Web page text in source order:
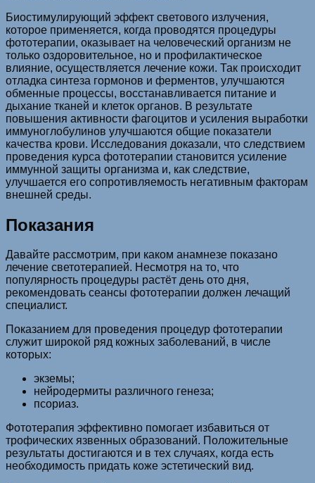
Биостимулирующий эффект светового излучения,
которое применяется, когда проводятся процедуры
фототерапии, оказывает на человеческий организм не
только оздоровительное, но и профилактическое
влияние, осуществляется лечение кожи. Так происходит
отладка синтеза гормонов и ферментов, улучшаются
обменные процессы, восстанавливается питание и
дыхание тканей и клеток органов. В результате
повышения активности фагоцитов и усиления выработки
иммуноглобулинов улучшаются общие показатели
качества крови. Исследования доказали, что следствием
проведения курса фототерапии становится усиление
иммунной защиты организма и, как следствие,
улучшается его сопротивляемость негативным факторам
внешней среды.
Показания
Давайте рассмотрим, при каком анамнезе показано
лечение светотерапией. Несмотря на то, что
популярность процедуры растёт день ото дня,
рекомендовать сеансы фототерапии должен лечащий
специалист.
Показанием для проведения процедур фототерапии
служит широкой ряд кожных заболеваний, в числе
которых:
экземы;
нейродермиты различного генеза;
псориаз.
Фототерапия эффективно помогает избавиться от
трофических язвенных образований. Положительные
результаты достигаются и в тех случаях, когда есть
необходимость придать коже эстетический вид.